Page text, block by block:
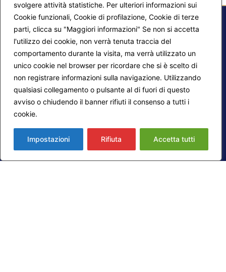
svolgere attività statistiche. Per ulteriori informazioni sui
Cookie funzionali, Cookie di profilazione, Cookie di terze
parti, clicca su "Maggiori informazioni" Se non si accetta
l'utilizzo dei cookie, non verrà tenuta traccia del
comportamento durante la visita, ma verrà utilizzato un
unico cookie nel browser per ricordare che si è scelto di
non registrare informazioni sulla navigazione. Utilizzando
qualsiasi collegamento o pulsante al di fuori di questo
avviso o chiudendo il banner rifiuti il consenso a tutti i
cookie.
Impostazioni Rifiuta Accetta tutti
F.A.Q.
Progetti Darsi Pace
Login redattori
Contatti
Privacy Policy
Cookie Policy